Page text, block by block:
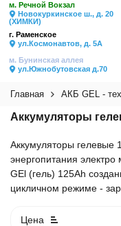
м. Речной Вокзал
Новокуркинское ш., д. 20
(ХИМКИ)
г. Раменское
ул.Космонавтов, д. 5А
м. Бунинская аллея
ул.Южнобутовская д.70
Главная АКБ GEL -
Аккумуляторы
Аккумуляторы гелевые
энергопитания
GEl (гель) 125Ah
цикличном режиме -
Цена